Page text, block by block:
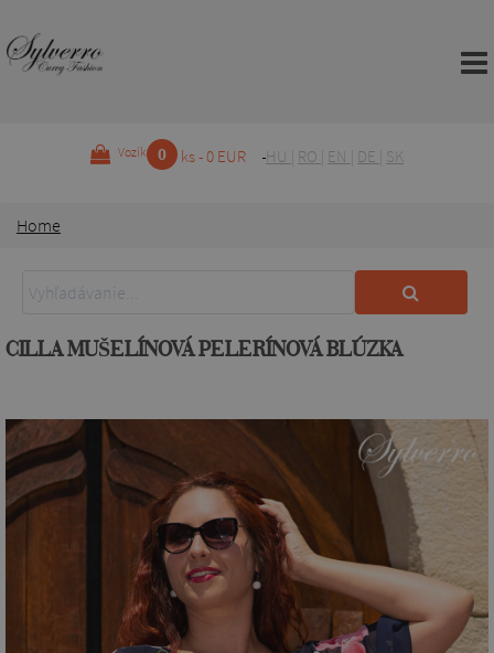
Vozík 0 ks - 0 EUR HU RO EN DE SK
Home
CILLA MUŠELÍNOVÁ PELERÍNOVÁ BLÚZKA